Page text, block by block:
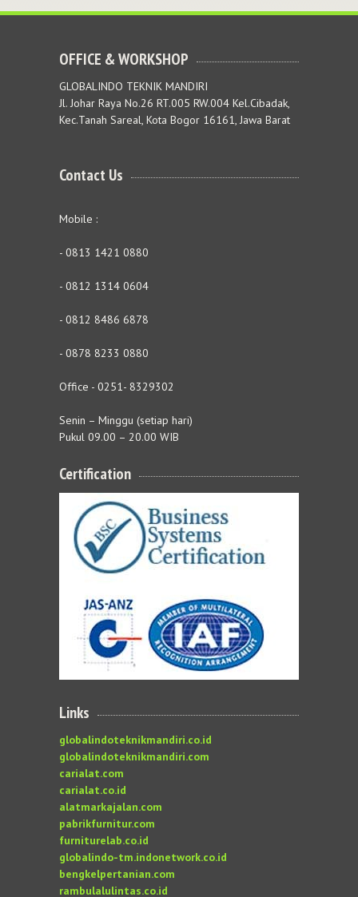
OFFICE & WORKSHOP
GLOBALINDO TEKNIK MANDIRI
Jl. Johar Raya No.26 RT.005 RW.004 Kel.Cibadak,
Kec.Tanah Sareal, Kota Bogor 16161, Jawa Barat
Contact Us
Mobile :
- 0813 1421 0880
- 0812 1314 0604
- 0812 8486 6878
- 0878 8233 0880
Office - 0251- 8329302
Senin – Minggu (setiap hari)
Pukul 09.00 – 20.00 WIB
Certification
Links
globalindoteknikmandiri.co.id
globalindoteknikmandiri.com
carialat.com
carialat.co.id
alatmarkajalan.com
pabrikfurnitur.com
furniturelab.co.id
globalindo-tm.indonetwork.co.id
bengkelpertanian.com
rambulalulintas.co.id